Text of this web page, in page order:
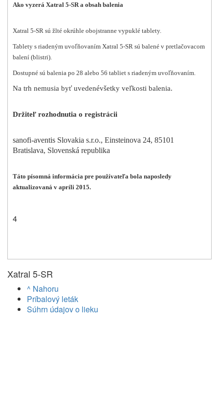
Ako vyzerá Xatral 5-SR a obsah balenia
Xatral 5-SR sú žlté okrúhle obojstranne vypuklé tablety.
Tablety s riadeným uvoľňovaním Xatral 5-SR sú balené v pretlačovacom
balení (blistri).
Dostupné sú balenia po 28 alebo 56 tabliet s riadeným uvoľňovaním.
Na trh nemusia byť uvedenévšetky veľkosti balenia.
Držiteľ rozhodnutia o registrácii
sanofi-aventis Slovakia s.r.o., Einsteinova 24, 85101
Bratislava, Slovenská republika
Táto písomná informácia pre používateľa bola naposledy
aktualizovaná v apríli 2015.
4
Xatral 5-SR
^ Nahoru
Príbalový leták
Súhrn údajov o lieku